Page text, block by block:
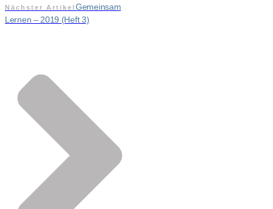
Nächster Artikel Gemeinsam
Lernen – 2019 (Heft 3)